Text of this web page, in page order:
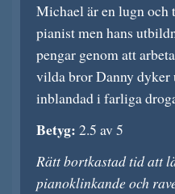
Michael är en lugn och
pianist men hans
pengar genom att
vilda bror Danny dyker
inblandad i farliga
Betyg: 2.5 av 5
Rätt bortkastad tid att
pianoklinkande och